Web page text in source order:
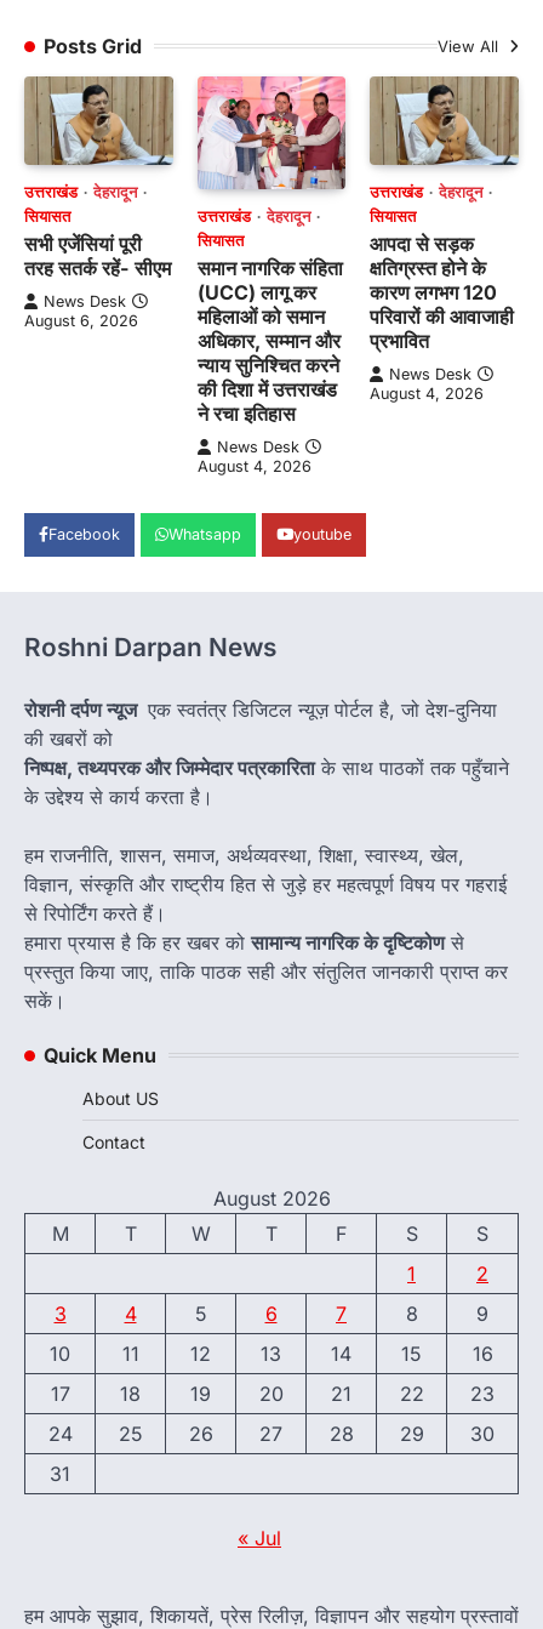
Posts Grid
View All
उत्तराखंड
देहरादून
सियासत
सभी एजेंसियां पूरी
तरह सतर्क रहें- सीएम
News Desk
August 6, 2026
उत्तराखंड
देहरादून
सियासत
समान नागरिक संहिता
(UCC) लागू कर
महिलाओं को समान
अधिकार, सम्मान और
न्याय सुनिश्चित करने
की दिशा में उत्तराखंड
ने रचा इतिहास
News Desk
August 4, 2026
उत्तराखंड
देहरादून
सियासत
आपदा से सड़क
क्षतिग्रस्त होने के
कारण लगभग 120
परिवारों की आवाजाही
प्रभावित
News Desk
August 4, 2026
Facebook Whatsapp youtube
Roshni Darpan News
रोशनी दर्पण न्यूज एक स्वतंत्र डिजिटल न्यूज़ पोर्टल है, जो देश-दुनिया
की खबरों को
निष्पक्ष, तथ्यपरक और जिम्मेदार पत्रकारिताके साथ पाठकों तक पहुँचाने
के उद्देश्य से कार्य करता है।
हम राजनीति, शासन, समाज, अर्थव्यवस्था, शिक्षा, स्वास्थ्य, खेल,
विज्ञान, संस्कृति और राष्ट्रीय हित से जुड़े हर महत्वपूर्ण विषय पर गहराई
से रिपोर्टिंग करते हैं।
हमारा प्रयास है कि हर खबर कोसामान्य नागरिक के दृष्टिकोणसे
प्रस्तुत किया जाए, ताकि पाठक सही और संतुलित जानकारी प्राप्त कर
सकें।
Quick Menu
About US
Contact
August 2026
M
T W T F S
S
1
2
3
4 5 6 7 8
9
10
11 12 13 14 15
16
17
18 19 20 21 22
23
24
25 26 27 28 29
30
31
« Jul
हम आपके सुझाव, शिकायतें, प्रेस रिलीज़, विज्ञापन और सहयोग प्रस्तावों